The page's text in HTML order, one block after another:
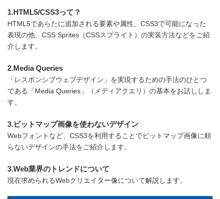
1.HTML5/CSS3って？
HTML5であらたに追加される要素や属性、CSS3で可能になった
表現の他、CSS Sprites（CSSスプライト）の実装方法などをご紹
介します。
2.Media Queries
「レスポンシブウェブデザイン」を実現するための手法のひとつ
である「Media Queries」（メディアクエリ）の基本をお話ししま
す。
3.ビットマップ画像を使わないデザイン
Webフォントなど、CSS3を利用することでビットマップ画像に頼
らないデザインの手法をご紹介します。
3.Web業界のトレンドについて
現在求められるWebクリエイター像について解説します。